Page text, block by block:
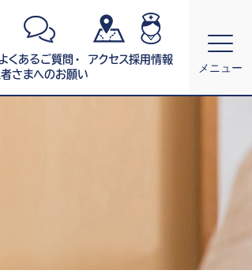
くあるご質問・
さまへのお願い
アクセス採用情報 メニュー